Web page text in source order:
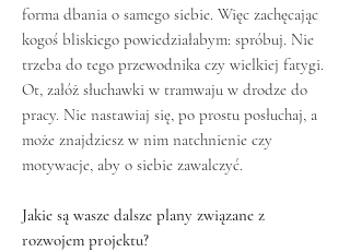
forma dbania o samego siebie. Więc zachęcając
kogoś bliskiego powiedziałabym: spróbuj. Nie
trzeba do tego przewodnika czy wielkiej fatygi.
Ot, załóż słuchawki w tramwaju w drodze do
pracy. Nie nastawiaj się, po prostu posłuchaj, a
może znajdziesz w nim natchnienie czy
motywacje, aby o siebie zawalczyć.
Jakie są wasze dalsze plany związane z
rozwojem projektu?